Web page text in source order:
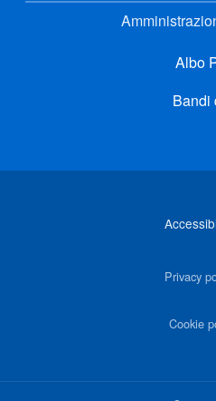
Albo
Bandi
Privacy
Cookie